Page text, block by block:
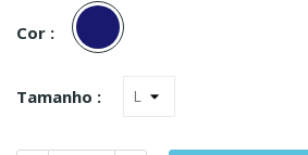
Cor :
Marinho
Tamanho :